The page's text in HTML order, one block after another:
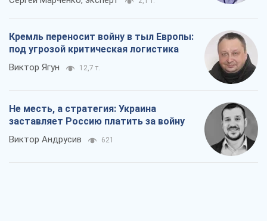
Кремль переносит войну в тыл Европы:
под угрозой критическая логистика
Виктор Ягун 12,7 т.
Не месть, а стратегия: Украина
заставляет Россию платить за войну
Виктор Андрусив 621